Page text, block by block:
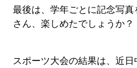
最後は、学年ごとに記念写
さん、楽しめたでしょうか？
スポーツ大会の結果は、近日